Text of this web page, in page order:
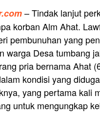
– Tindak lanjut
korban Alm Ahat.
pembunuhan yang
warga Desa tumbang
pria bernama Ahat
kondisi yang
yang pertama kali
untuk mengungkap